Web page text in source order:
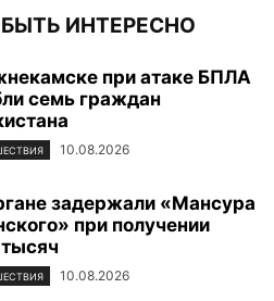
ИНТЕРЕСНО
при атаке БПЛА
семь граждан
10.08.2026
задержали «Мансура
при получении
10.08.2026